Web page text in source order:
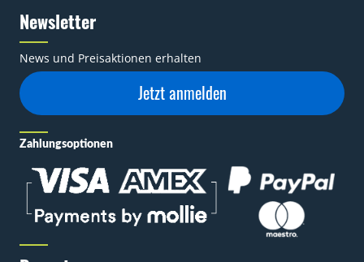
Newsletter
News und Preisaktionen erhalten
Jetzt anmelden
Zahlungsoptionen